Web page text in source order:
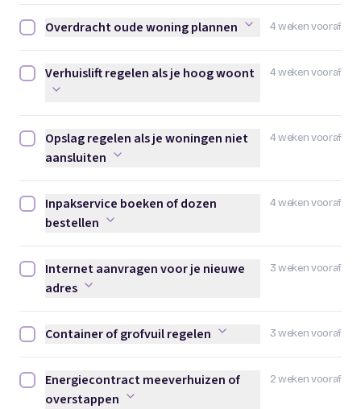
4 weken vooraf
Overdracht oude woning plannen afvinken
Overdracht oude woning plannen
4 weken vooraf
Verhuislift regelen als je hoog woont afvinken
Verhuislift regelen als je hoog woont
4 weken vooraf
Opslag regelen als je woningen niet aansluiten afvinken
Opslag regelen als je woningen niet
aansluiten
4 weken vooraf
Inpakservice boeken of dozen bestellen afvinken
Inpakservice boeken of dozen
bestellen
3 weken vooraf
Internet aanvragen voor je nieuwe adres afvinken
Internet aanvragen voor je nieuwe
adres
3 weken vooraf
Container of grofvuil regelen afvinken
Container of grofvuil regelen
2 weken vooraf
Energiecontract meeverhuizen of overstappen afvinken
Energiecontract meeverhuizen of
overstappen